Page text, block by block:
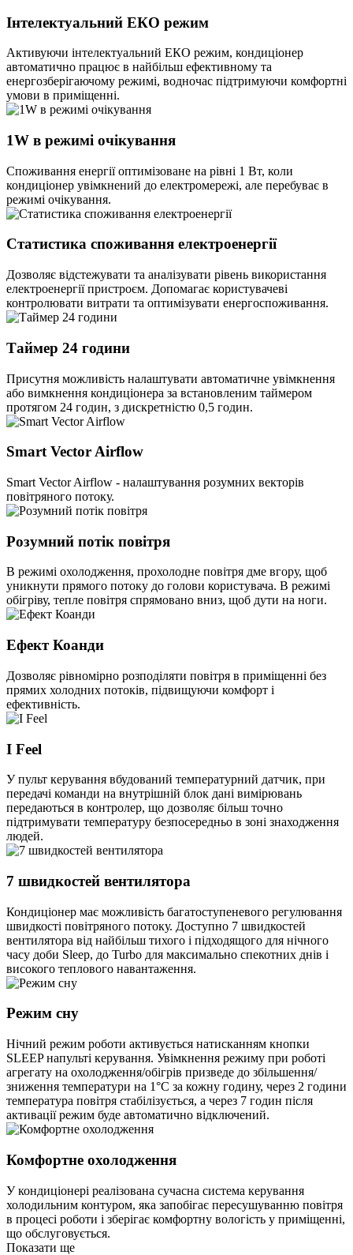
Інтелектуальний ЕКО режим
Активуючи інтелектуальний ЕКО режим, кондиціонер
автоматично працює в найбільш ефективному та
енергозберігаючому режимі, водночас підтримуючи комфортні
умови в приміщенні.
1W в режимі очікування
Споживання енергії оптимізоване на рівні 1 Вт, коли
кондиціонер увімкнений до електромережі, але перебуває в
режимі очікування.
Статистика споживання електроенергії
Дозволяє відстежувати та аналізувати рівень використання
електроенергії пристроєм. Допомагає користувачеві
контролювати витрати та оптимізувати енергоспоживання.
Таймер 24 години
Присутня можливість налаштувати автоматичне увімкнення
або вимкнення кондиціонера за встановленим таймером
протягом 24 годин, з дискретністю 0,5 годин.
Smart Vector Airflow
Smart Vector Airflow - налаштування розумних векторів
повітряного потоку.
Розумний потік повітря
В режимі охолодження, прохолодне повітря дме вгору, щоб
уникнути прямого потоку до голови користувача. В режимі
обігріву, тепле повітря спрямовано вниз, щоб дути на ноги.
Ефект Коанди
Дозволяє рівномірно розподіляти повітря в приміщенні без
прямих холодних потоків, підвищуючи комфорт і
ефективність.
I Feel
У пульт керування вбудований температурний датчик, при
передачі команди на внутрішній блок дані вимірювань
передаються в контролер, що дозволяє більш точно
підтримувати температуру безпосередньо в зоні знаходження
людей.
7 швидкостей вентилятора
Кондиціонер має можливість багатоступеневого регулювання
швидкості повітряного потоку. Доступно 7 швидкостей
вентилятора від найбільш тихого і підходящого для нічного
часу доби Sleep, до Turbo для максимально спекотних днів і
високого теплового навантаження.
Режим сну
Нічний режим роботи активується натисканням кнопки
SLEEP напульті керування. Увімкнення режиму при роботі
агрегату на охолодження/обігрів призведе до збільшення/
зниження температури на 1°С за кожну годину, через 2 години
температура повітря стабілізується, а через 7 годин після
активації режим буде автоматично відключений.
Комфортне охолодження
У кондиціонері реалізована сучасна система керування
холодильним контуром, яка запобігає пересушуванню повітря
в процесі роботи і зберігає комфортну вологість у приміщенні,
що обслуговується.
Показати ще